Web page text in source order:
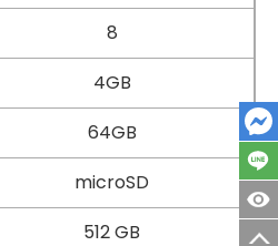
畫素
、紅外線遙控
，支援 18W 有線快充、9W反
8
4GB
64GB
microSD
512 GB